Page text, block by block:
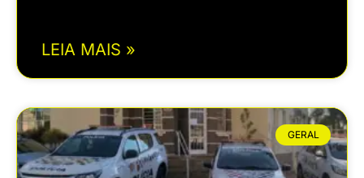
LEIA MAIS »
GERAL